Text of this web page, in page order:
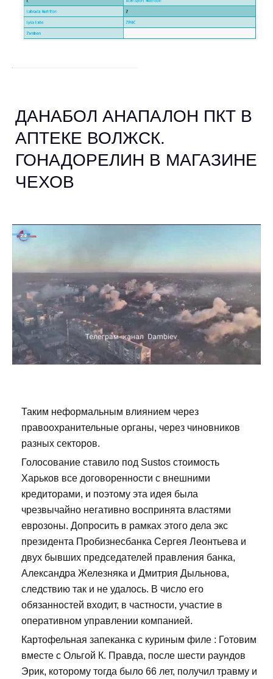
ДАНАБОЛ АНАПАЛОН ПКТ В
АПТЕКЕ ВОЛЖСК.
ГОНАДОРЕЛИН В МАГАЗИНЕ
ЧЕХОВ
Таким неформальным влиянием через
правоохранительные органы, через чиновников
разных секторов.
Голосование ставило под Sustos стоимость
Харьков все договоренности с внешними
кредиторами, и поэтому эта идея была
чрезвычайно негативно воспринята властями
еврозоны. Допросить в рамках этого дела экс
президента Пробизнесбанка Сергея Леонтьева и
двух бывших председателей правления банка,
Александра Железняка и Дмитрия Дыльнова,
следствию так и не удалось. В число его
обязанностей входит, в частности, участие в
оперативном управлении компанией.
Картофельная запеканка с куриным филе : Готовим
вместе с Ольгой К. Правда, после шести раундов
Эрик, которому тогда было 66 лет, получил травму и